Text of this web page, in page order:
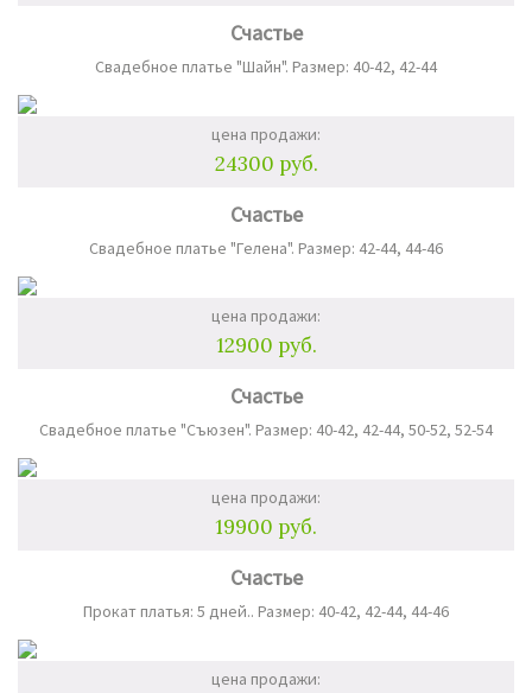
Счастье
Свадебное платье "Шайн". Размер: 40-42, 42-44
цена продажи:
24300 руб.
Счастье
Свадебное платье "Гелена". Размер: 42-44, 44-46
цена продажи:
12900 руб.
Счастье
Свадебное платье "Съюзен". Размер: 40-42, 42-44, 50-52, 52-54
цена продажи:
19900 руб.
Счастье
Прокат платья: 5 дней.. Размер: 40-42, 42-44, 44-46
цена продажи: